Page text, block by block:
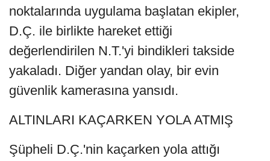
noktalarında uygulama başlatan ekipler,
D.Ç. ile birlikte hareket ettiği
değerlendirilen N.T.'yi bindikleri takside
yakaladı. Diğer yandan olay, bir evin
güvenlik kamerasına yansıdı.
ALTINLARI KAÇARKEN YOLA ATMIŞ
Şüpheli D.Ç.'nin kaçarken yola attığı